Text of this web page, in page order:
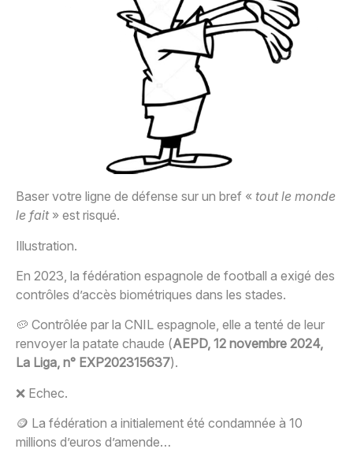
Baser votre ligne de défense sur un bref « tout le monde
le fait» est risqué.
Illustration.
En 2023, la fédération espagnole de football a exigé des
contrôles d’accès biométriques dans les stades.
🥔 Contrôlée par la CNIL espagnole, elle a tenté de leur
renvoyer la patate chaude (AEPD, 12 novembre 2024,
La Liga, n° EXP202315637).
❌ Echec.
🪙 La fédération a initialement été condamnée à 10
millions d’euros d’amende…